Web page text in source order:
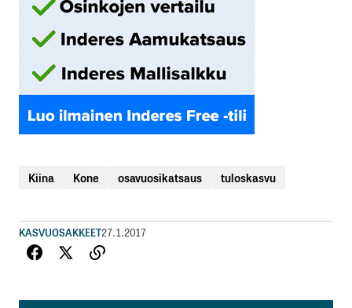
Kiina Kone osavuosikatsaus tuloskasvu
KASVUOSAKKEET27.1.2017